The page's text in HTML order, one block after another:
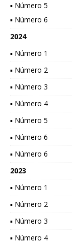
▪ Número 5
▪ Número 6
2024
▪ Número 1
▪ Número 2
▪ Número 3
▪ Número 4
▪ Número 5
▪ Número 6
▪ Número 6
2023
▪ Número 1
▪ Número 2
▪ Número 3
▪ Número 4